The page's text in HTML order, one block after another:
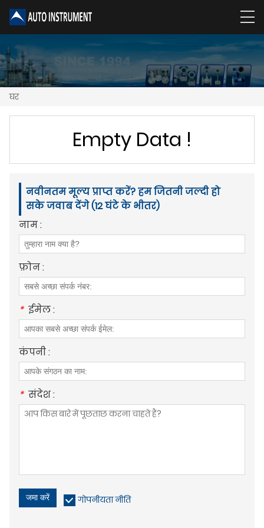
घर
Empty Data !
नवीनतम मूल्य प्राप्त करें? हम जितनी जल्दी हो
सके जवाब देंगे (12 घंटे के भीतर)
नाम :
फ़ोन :
* ईमेल :
कंपनी :
* संदेश :
जमा करें गोपनीयता नीति